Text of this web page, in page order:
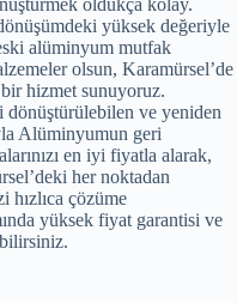
yüksek değeriyle
alüminyum mutfak
olsun, Karamürsel’de
hizmet sunuyoruz.
ve yeniden
Alüminyumun geri
en iyi fiyatla alarak,
her noktadan
hızlıca çözüme
yüksek fiyat garantisi ve